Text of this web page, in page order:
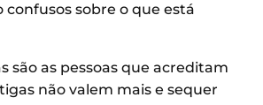
sobre o que está
são as pessoas que acreditam
não valem mais e sequer